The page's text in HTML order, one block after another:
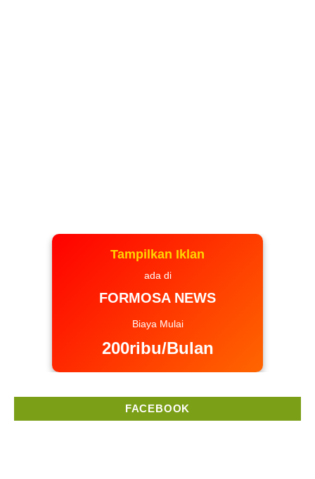
Tampilkan Iklan
ada di
FORMOSA NEWS
Biaya Mulai
200ribu/Bulan
FACEBOOK